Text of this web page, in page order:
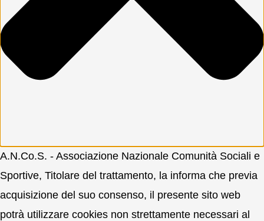
A.N.Co.S. - Associazione Nazionale Comunità Sociali e
Sportive, Titolare del trattamento, la informa che previa
acquisizione del suo consenso, il presente sito web
potrà utilizzare cookies non strettamente necessari al